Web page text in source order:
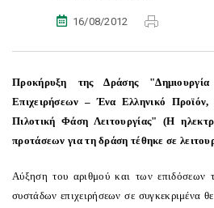
16/08/2012
Προκήρυξη της Δράσης
Επιχειρήσεων – Ένα Ελληνικό
Πιλοτική Φάση Λειτουργίας" (Η
προτάσεων για τη δράση τέθηκε σε
Αύξηση του αριθμού και των επιδόσεων
συστάδων επιχειρήσεων σε συγκεκριμένα